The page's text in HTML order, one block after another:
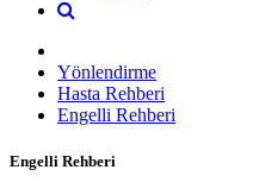
Yönlendirme
Hasta Rehberi
Engelli Rehberi
Engelli Rehberi